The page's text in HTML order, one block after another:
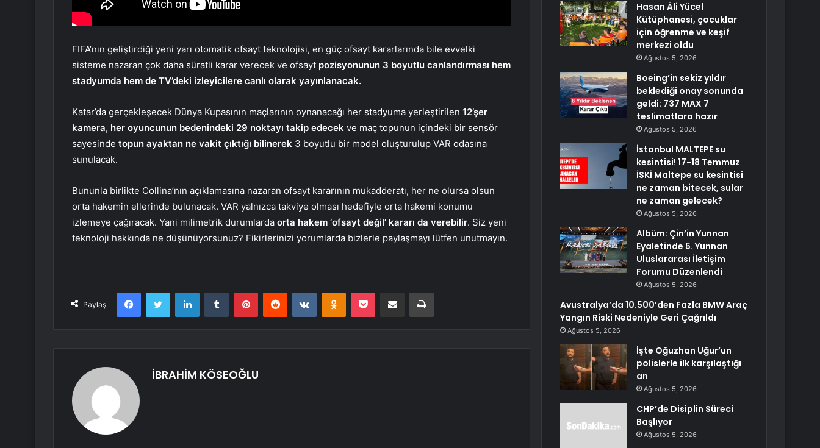
FIFA’nın geliştirdiği yeni yarı otomatik ofsayt teknolojisi, en güç ofsayt kararlarında bile evvelki
sisteme nazaran çok daha süratli karar verecek ve ofsayt pozisyonunun 3 boyutlu canlandırması hem
stadyumda hem de TV’deki izleyicilere canlı olarak yayınlanacak.
Katar’da gerçekleşecek Dünya Kupasının maçlarının oynanacağı her stadyuma yerleştirilen 12’şer
kamera, her oyuncunun bedenindeki 29 noktayı takip edecek ve maç topunun içindeki bir sensör
sayesinde topun ayaktan ne vakit çıktığı bilinerek 3 boyutlu bir model oluşturulup VAR odasına
sunulacak.
Bununla birlikte Collina’nın açıklamasına nazaran ofsayt kararının mukadderatı, her ne olursa olsun
orta hakemin ellerinde bulunacak. VAR yalnızca takviye olması hedefiyle orta hakemi konumu
izlemeye çağıracak. Yani milimetrik durumlarda orta hakem ‘ofsayt değil’ kararı da verebilir. Siz yeni
teknoloji hakkında ne düşünüyorsunuz? Fikirlerinizi yorumlarda bizlerle paylaşmayı lütfen unutmayın.
Paylaş
FacebookTwitter LinkedInTumblr PinterestReddit VKontakteOdnoklassniki
Pocket E-Posta ile paylaş Yazdır
İBRAHİM KÖSEOĞLU
Hasan Âli Yücel
Kütüphanesi, çocuklar
için öğrenme ve keşif
merkezi oldu
Ağustos 5, 2026
Boeing’in sekiz yıldır
beklediği onay sonunda
geldi: 737 MAX 7
teslimatlara hazır
Ağustos 5, 2026
İstanbul MALTEPE su
kesintisi! 17-18 Temmuz
İSKİ Maltepe su kesintisi
ne zaman bitecek, sular
ne zaman gelecek?
Ağustos 5, 2026
Albüm: Çin’in Yunnan
Eyaletinde 5. Yunnan
Uluslararası İletişim
Forumu Düzenlendi
Ağustos 5, 2026
Avustralya’da 10.500’den Fazla BMW Araç
Yangın Riski Nedeniyle Geri Çağrıldı
Ağustos 5, 2026
İşte Oğuzhan Uğur’un
polislerle ilk karşılaştığı
an
Ağustos 5, 2026
CHP’de Disiplin Süreci
Başlıyor
Ağustos 5, 2026